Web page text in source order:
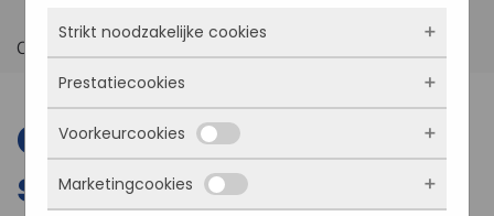
Camera Link simulators
Camera Link
simulators
Strikt noodzakelijke cookies
Deze cookies zorgen ervoor dat de website
überhaupt werkt. Ze zijn dus altijd actief en
kunnen niet worden uitgezet. Meestal worden
ze alleen geplaatst als jij iets doet, zoals
inloggen, een formulier invullen of je
Prestatiecookies
Met deze cookies zien we hoe vaak onze site
bezocht wordt, waar bezoekers vandaan
komen en welke pagina’s populair zijn. Zo
Voorkeurcookies
Deze cookies onthouden jouw voorkeuren.
Marketingcookies